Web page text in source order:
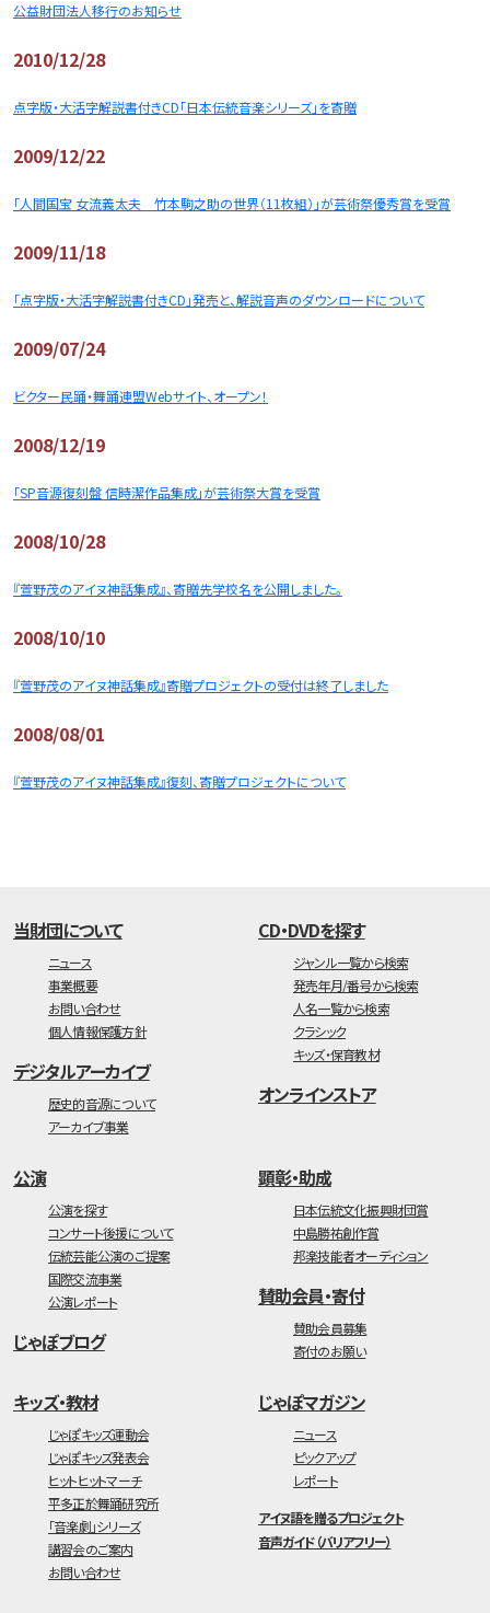
公益財団法人移行のお知らせ
2010/12/28
点字版・大活字解説書付きCD「日本伝統音楽シリーズ」を寄贈
2009/12/22
「人間国宝 女流義太夫 竹本駒之助の世界（11枚組）」が芸術祭優秀賞を受賞
2009/11/18
「点字版・大活字解説書付きCD」発売と、解説音声のダウンロードについて
2009/07/24
ビクター民踊・舞踊連盟Webサイト、オープン！
2008/12/19
「SP音源復刻盤 信時潔作品集成」が芸術祭大賞を受賞
2008/10/28
『萱野茂のアイヌ神話集成』、寄贈先学校名を公開しました。
2008/10/10
『萱野茂のアイヌ神話集成』寄贈プロジェクトの受付は終了しました
2008/08/01
『萱野茂のアイヌ神話集成』復刻、寄贈プロジェクトについて
当財団について
ニュース
事業概要
お問い合わせ
個人情報保護方針
デジタルアーカイブ
歴史的音源について
アーカイブ事業
CD・DVDを探す
ジャンル一覧から検索
発売年月/番号から検索
人名一覧から検索
クラシック
キッズ・保育教材
オンラインストア
公演
公演を探す
コンサート後援について
伝統芸能公演のご提案
国際交流事業
公演レポート
じゃぽブログ
顕彰・助成
日本伝統文化振興財団賞
中島勝祐創作賞
邦楽技能者オーディション
賛助会員・寄付
賛助会員募集
寄付のお願い
キッズ・教材
じゃぽキッズ運動会
じゃぽキッズ発表会
ヒットヒットマーチ
平多正於舞踊研究所
「音楽劇」シリーズ
講習会のご案内
お問い合わせ
じゃぽマガジン
ニュース
ピックアップ
レポート
アイヌ語を贈るプロジェクト
音声ガイド（バリアフリー）